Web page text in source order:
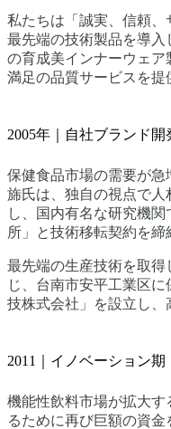
私たちは「誠実、信頼、
最先端の技術製品を導
の育成美インナーウェ
満足の品質サービスを提
2005年｜自社ブランド開
保健食品市場の需要が
旆氏は、独自の視点で
し、国内有名な研究機
所」と技術移転契約を締
最先端の生産技術を取得
じ、台南市安平工業区
技株式会社」を設立し、
2011｜イノベーション期
機能性飲料市場が拡大
るために再び巨額の資